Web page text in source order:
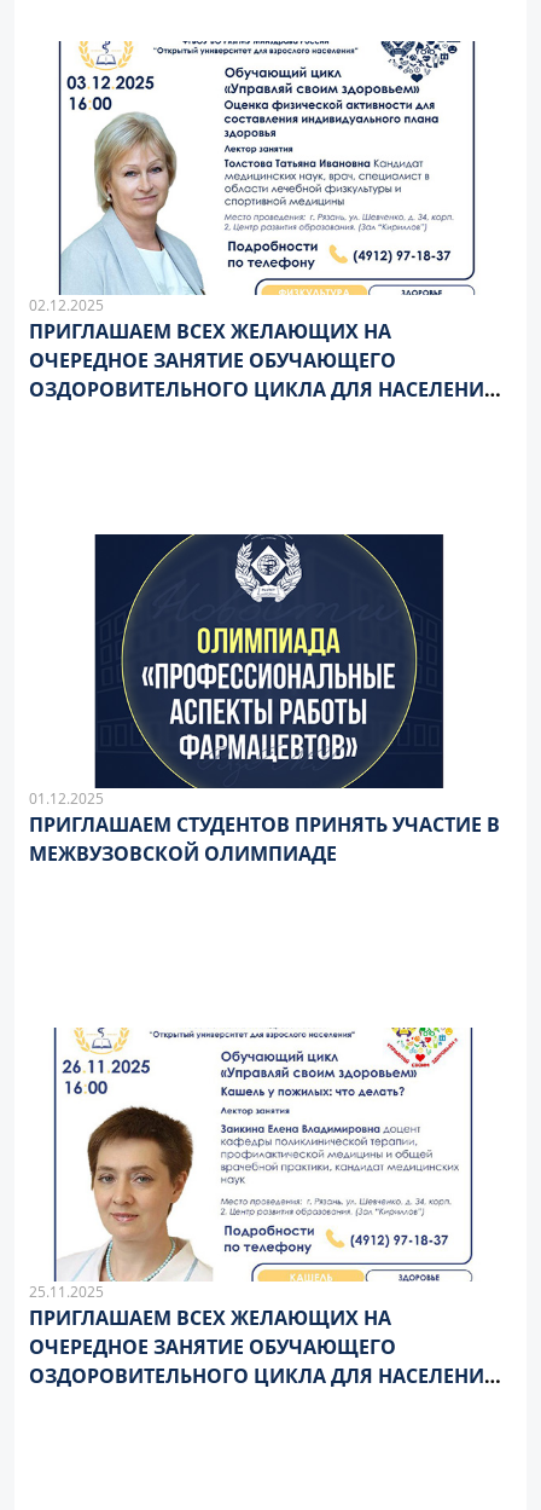
02.12.2025
ПРИГЛАШАЕМ ВСЕХ ЖЕЛАЮЩИХ НА
ОЧЕРЕДНОЕ ЗАНЯТИЕ ОБУЧАЮЩЕГО
ОЗДОРОВИТЕЛЬНОГО ЦИКЛА ДЛЯ НАСЕЛЕНИЯ
01.12.2025
ПРИГЛАШАЕМ СТУДЕНТОВ ПРИНЯТЬ УЧАСТИЕ В
МЕЖВУЗОВСКОЙ ОЛИМПИАДЕ
25.11.2025
ПРИГЛАШАЕМ ВСЕХ ЖЕЛАЮЩИХ НА
ОЧЕРЕДНОЕ ЗАНЯТИЕ ОБУЧАЮЩЕГО
ОЗДОРОВИТЕЛЬНОГО ЦИКЛА ДЛЯ НАСЕЛЕНИЯ